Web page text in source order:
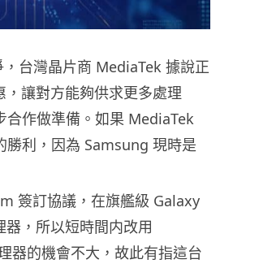
台灣晶片商 MediaTek 據說正
讓對方能夠供求更多處理
合作做準備。如果 MediaTek
勝利，因為 Samsung 現時是
簽訂協議，在旗艦級 Galaxy
，所以短時間内改用
器的機會不大，故此有指這台